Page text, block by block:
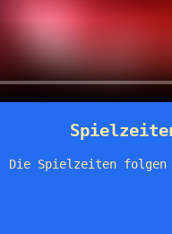
Die Spielzeiten